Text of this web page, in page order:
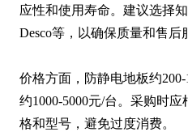
应性和使用寿命。建议选择
Desco等，以确保质量和售后
价格方面，防静电地板约
约1000-5000元/台。采购时
格和型号，避免过度消费。